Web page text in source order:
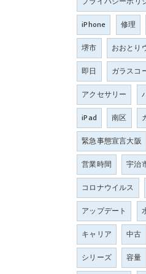
iPhone
修理
堺市
おおとり
即日
ガラスコ
アクセサリー
iPad
南区
緊急事態宣言大阪
営業時間
宇治
コロナウイルス
アップデート
キャリア
中古
シリーズ
容量